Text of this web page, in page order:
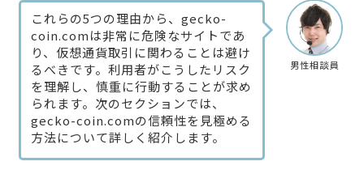
男性相談員
これらの5つの理由から、gecko-
coin.comは非常に危険なサイトであ
り、仮想通貨取引に関わることは避け
るべきです。利用者がこうしたリスク
を理解し、慎重に行動することが求め
られます。次のセクションでは、
gecko-coin.comの信頼性を見極める
方法について詳しく紹介します。